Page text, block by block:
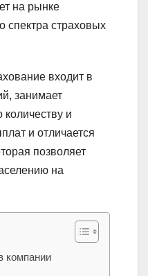
на рынке
спектра страховых
входит в
занимает
и
и отличается
позволяет
на
компании